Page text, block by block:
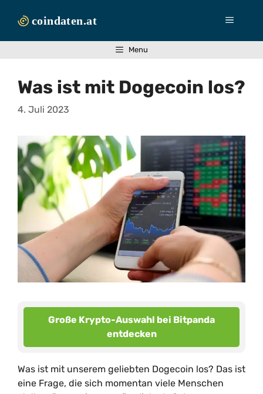
Inhalt
Menü
Menu
Was ist mit Dogecoin los?
4. Juli 2023
Große Krypto-Auswahl bei Bitpanda
entdecken
Was ist mit unserem geliebten Dogecoin los? Das ist
eine Frage, die sich momentan viele Menschen